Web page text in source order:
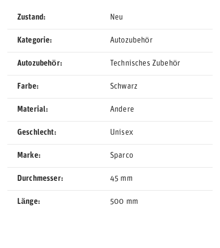
Zustand Neu
Kategorie Autozubehör
Autozubehör Technisches Zubehör
Farbe Schwarz
Material Andere
Geschlecht Unisex
Marke Sparco
Durchmesser 45 mm
Länge 500 mm